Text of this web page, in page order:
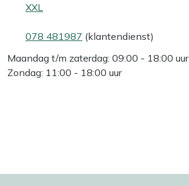
XXL
078 481987 (klantendienst)
Maandag t/m zaterdag: 09:00 - 18:00 uur
Zondag: 11:00 - 18:00 uur